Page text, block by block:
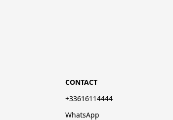
CONTACT
+33616114444
WhatsApp